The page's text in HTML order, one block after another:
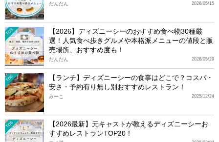
2026/05/15
だんだん
TDS
【2026】ディズニーシーのおすすめ食べ物30種厳
選！人気食べ歩きグルメや本格派メニューの値段と販
売場所、おすすめ度も！
2026/05/29
だんだん
TDS
【ランチ】ディズニーシーの食事はどこで？コスパ・
安さ・予約有り無し別おすすめレストラン！
2025/12/24
みーこ
TDS
【2026最新】元キャストが教えるディズニーシーお
すすめレストランTOP20！